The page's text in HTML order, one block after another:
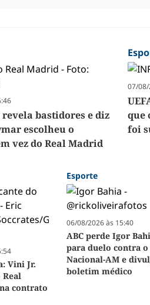
bastidores e diz
escolheu o
vez do Real Madrid
07/
que
foi
Vini Jr.
Real
contrato
Esporte
06/08/2026 às 15:40
ABC perde Igor
para duelo contra o
Nacional-AM e
boletim médico